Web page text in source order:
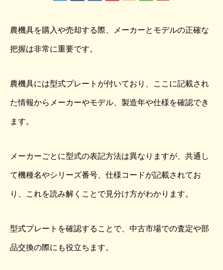
農機具を購入や売却する際、メーカーとモデルの正確な
把握は非常に重要です。
農機具には型式プレートが付いており、ここに記載され
た情報からメーカーやモデル、製造年や仕様を確認でき
ます。
メーカーごとに型式の表記方法は異なりますが、共通し
て機種名やシリーズ番号、仕様コードが記載されてお
り、これを読み解くことで見分け方がわかります。
型式プレートを確認することで、中古市場での査定や部
品交換の際にも役立ちます。